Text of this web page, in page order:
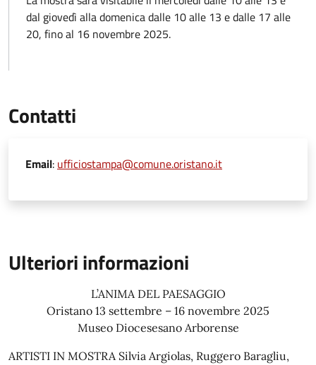
dal giovedì alla domenica dalle 10 alle 13 e dalle 17 alle
20, fino al 16 novembre 2025.
Contatti
Email: ufficiostampa@comune.oristano.it
Ulteriori informazioni
L’ANIMA DEL PAESAGGIO
Oristano 13 settembre – 16 novembre 2025
Museo Diocesesano Arborense
ARTISTI IN MOSTRA Silvia Argiolas, Ruggero Baragliu,